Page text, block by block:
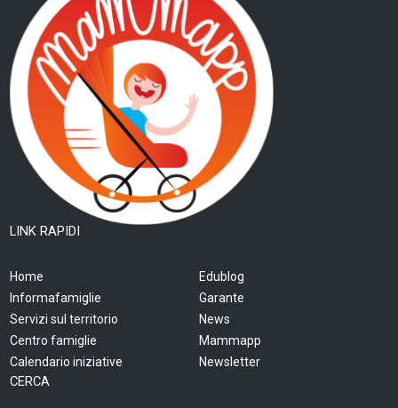
LINK RAPIDI
Home
Informafamiglie
Servizi sul territorio
Centro famiglie
Calendario iniziative
Edublog
Garante
News
Mammapp
Newsletter
CERCA